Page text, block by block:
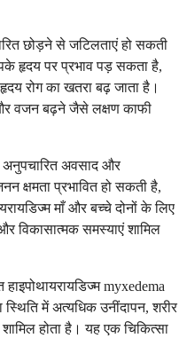
छोड़ने से जटिलताएं हो सकती
हृदय पर प्रभाव पड़ सकता है,
रोग का खतरा बढ़ जाता है।
वजन बढ़ने जैसे लक्षण काफी
अनुपचारित अवसाद और
क्षमता प्रभावित हो सकती है,
माँ और बच्चे दोनों के लिए
विकासात्मक समस्याएं शामिल
myxedema
में अत्यधिक उनींदापन, शरीर
होता है। यह एक चिकित्सा